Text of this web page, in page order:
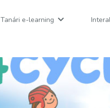
Tanári e-learning